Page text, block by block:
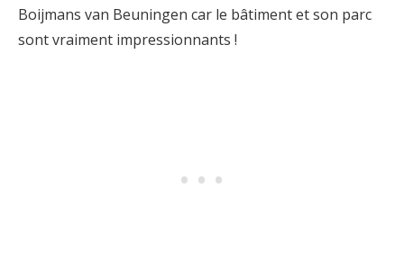
Boijmans van Beuningen car le bâtiment et son parc
sont vraiment impressionnants !